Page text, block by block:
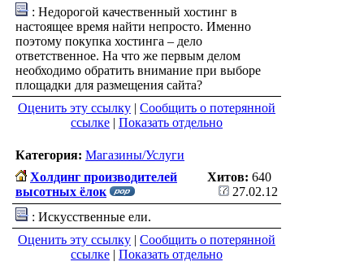
: Недорогой качественный хостинг в
настоящее время найти непросто. Именно
поэтому покупка хостинга – дело
ответственное. На что же первым делом
необходимо обратить внимание при выборе
площадки для размещения сайта?
Оценить эту ссылку | Сообщить о потерянной
ссылке | Показать отдельно
Категория: Магазины/Услуги
Холдинг производителей
высотных ёлок
Хитов: 640
27.02.12
: Искусственные ели.
Оценить эту ссылку | Сообщить о потерянной
ссылке | Показать отдельно